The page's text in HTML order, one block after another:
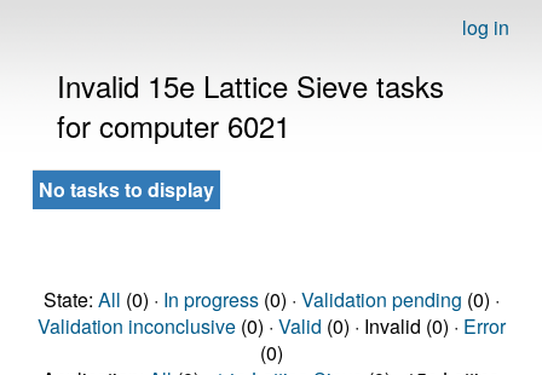
log in
Invalid 15e Lattice Sieve tasks
for computer 6021
No tasks to display
State: All (0) · In progress(0) · Validation pending (0) ·
Validation inconclusive(0) · Valid (0) · Invalid (0) · Error
(0)